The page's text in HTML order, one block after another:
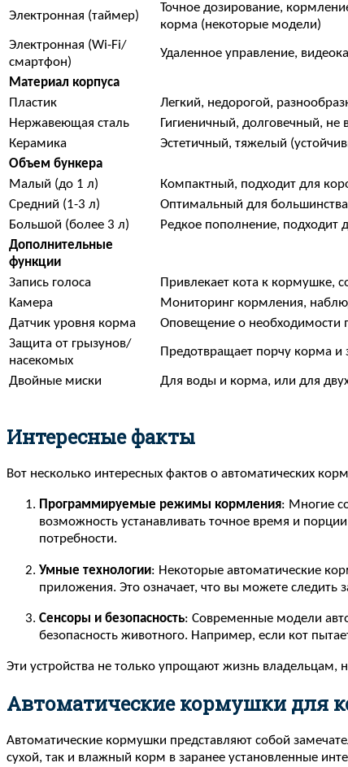
Электронная (таймер)
Точное дозирование,
корма (некоторые модели)
Электронная (Wi-Fi/
смартфон)
Удаленное управление,
Материал корпуса
Пластик
Легкий, недорогой,
Нержавеющая сталь
Гигиеничный, долговечный, не
Керамика
Эстетичный, тяжелый
Объем бункера
Малый (до 1 л)
Компактный, подходит для
Средний (1-3 л)
Оптимальный для
Большой (более 3 л)
Редкое пополнение, подходит
Дополнительные
функции
Запись голоса
Привлекает кота к кормушке,
Камера
Мониторинг кормления,
Датчик уровня корма
Оповещение о необходимости
Защита от грызунов/
насекомых
Предотвращает порчу корма и
Двойные миски Для воды и корма, или для
Интересные факты
Вот несколько интересных фактов о автоматических
Программируемые режимы кормления: Многие
возможность устанавливать точное время и
потребности.
Умные технологии: Некоторые автоматические
приложения. Это означает, что вы можете следить
Сенсоры и безопасность: Современные модели
безопасность животного. Например, если кот
Эти устройства не только упрощают жизнь
Автоматические кормушки для
Автоматические кормушки представляют собой
сухой, так и влажный корм в заранее установленные